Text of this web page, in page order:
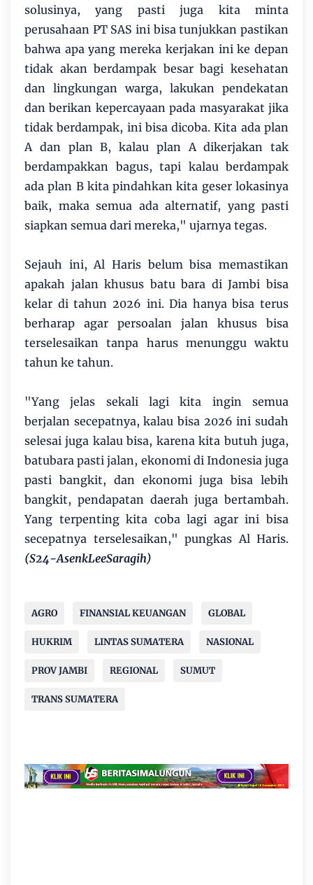
solusinya, yang pasti juga kita minta
perusahaan PT SAS ini bisa tunjukkan pastikan
bahwa apa yang mereka kerjakan ini ke depan
tidak akan berdampak besar bagi kesehatan
dan lingkungan warga, lakukan pendekatan
dan berikan kepercayaan pada masyarakat jika
tidak berdampak, ini bisa dicoba. Kita ada plan
A dan plan B, kalau plan A dikerjakan tak
berdampakkan bagus, tapi kalau berdampak
ada plan B kita pindahkan kita geser lokasinya
baik, maka semua ada alternatif, yang pasti
siapkan semua dari mereka," ujarnya tegas.
Sejauh ini, Al Haris belum bisa memastikan
apakah jalan khusus batu bara di Jambi bisa
kelar di tahun 2026 ini. Dia hanya bisa terus
berharap agar persoalan jalan khusus bisa
terselesaikan tanpa harus menunggu waktu
tahun ke tahun.
"Yang jelas sekali lagi kita ingin semua
berjalan secepatnya, kalau bisa 2026 ini sudah
selesai juga kalau bisa, karena kita butuh juga,
batubara pasti jalan, ekonomi di Indonesia juga
pasti bangkit, dan ekonomi juga bisa lebih
bangkit, pendapatan daerah juga bertambah.
Yang terpenting kita coba lagi agar ini bisa
secepatnya terselesaikan," pungkas Al Haris.
(S24-AsenkLeeSaragih)
AGRO FINANSIAL KEUANGAN GLOBAL
HUKRIM LINTAS SUMATERA NASIONAL
PROV JAMBI REGIONAL SUMUT
TRANS SUMATERA